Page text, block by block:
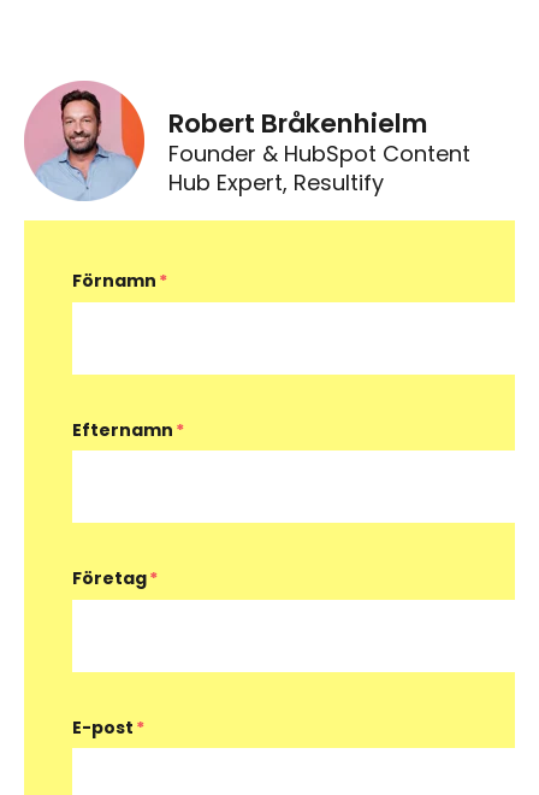
Robert Bråkenhielm
Founder & HubSpot Content
Hub Expert, Resultify
Förnamn *
Efternamn *
Företag*
E-post *